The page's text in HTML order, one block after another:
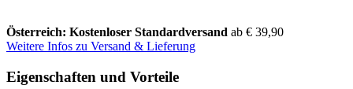
Österreich: Kostenloser Standardversand ab € 39,90
Weitere Infos zu Versand & Lieferung
Eigenschaften und Vorteile